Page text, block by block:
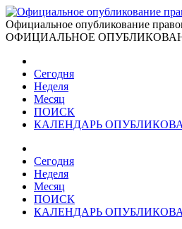
Официальное опубликование
ОФИЦИАЛЬНОЕ
Сегодня
Неделя
Месяц
ПОИСК
КАЛЕНДАРЬ
Сегодня
Неделя
Месяц
ПОИСК
КАЛЕНДАРЬ